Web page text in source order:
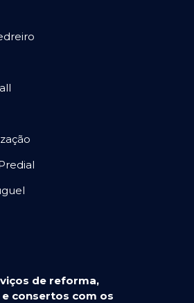
de reforma,
consertos com os